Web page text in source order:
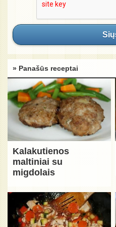
» Panašūs receptai
Kalakutienos
maltiniai su
migdolais